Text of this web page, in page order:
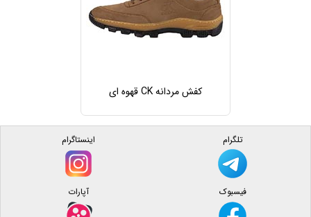
کفش مردانه CK قهوه ای
تلگرام اینستاگرام
فیسبوک آپارات